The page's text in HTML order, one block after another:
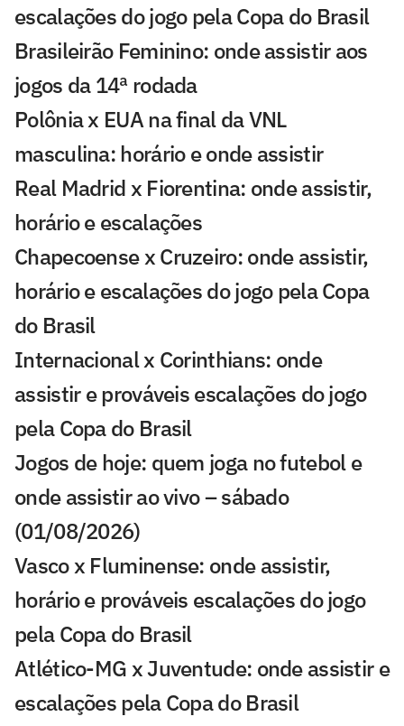
escalações do jogo pela Copa do Brasil
Brasileirão Feminino: onde assistir aos
jogos da 14ª rodada
Polônia x EUA na final da VNL
masculina: horário e onde assistir
Real Madrid x Fiorentina: onde assistir,
horário e escalações
Chapecoense x Cruzeiro: onde assistir,
horário e escalações do jogo pela Copa
do Brasil
Internacional x Corinthians: onde
assistir e prováveis escalações do jogo
pela Copa do Brasil
Jogos de hoje: quem joga no futebol e
onde assistir ao vivo – sábado
(01/08/2026)
Vasco x Fluminense: onde assistir,
horário e prováveis escalações do jogo
pela Copa do Brasil
Atlético-MG x Juventude: onde assistir e
escalações pela Copa do Brasil